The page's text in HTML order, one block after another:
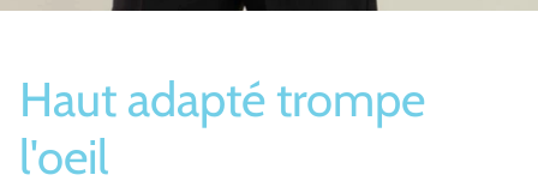
Haut adapté trompe
l'oeil